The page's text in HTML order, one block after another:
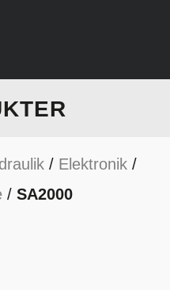
/ Elektronik /
/ SA2000